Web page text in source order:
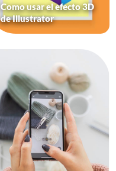
Como usar el efecto 3D
de Illustrator